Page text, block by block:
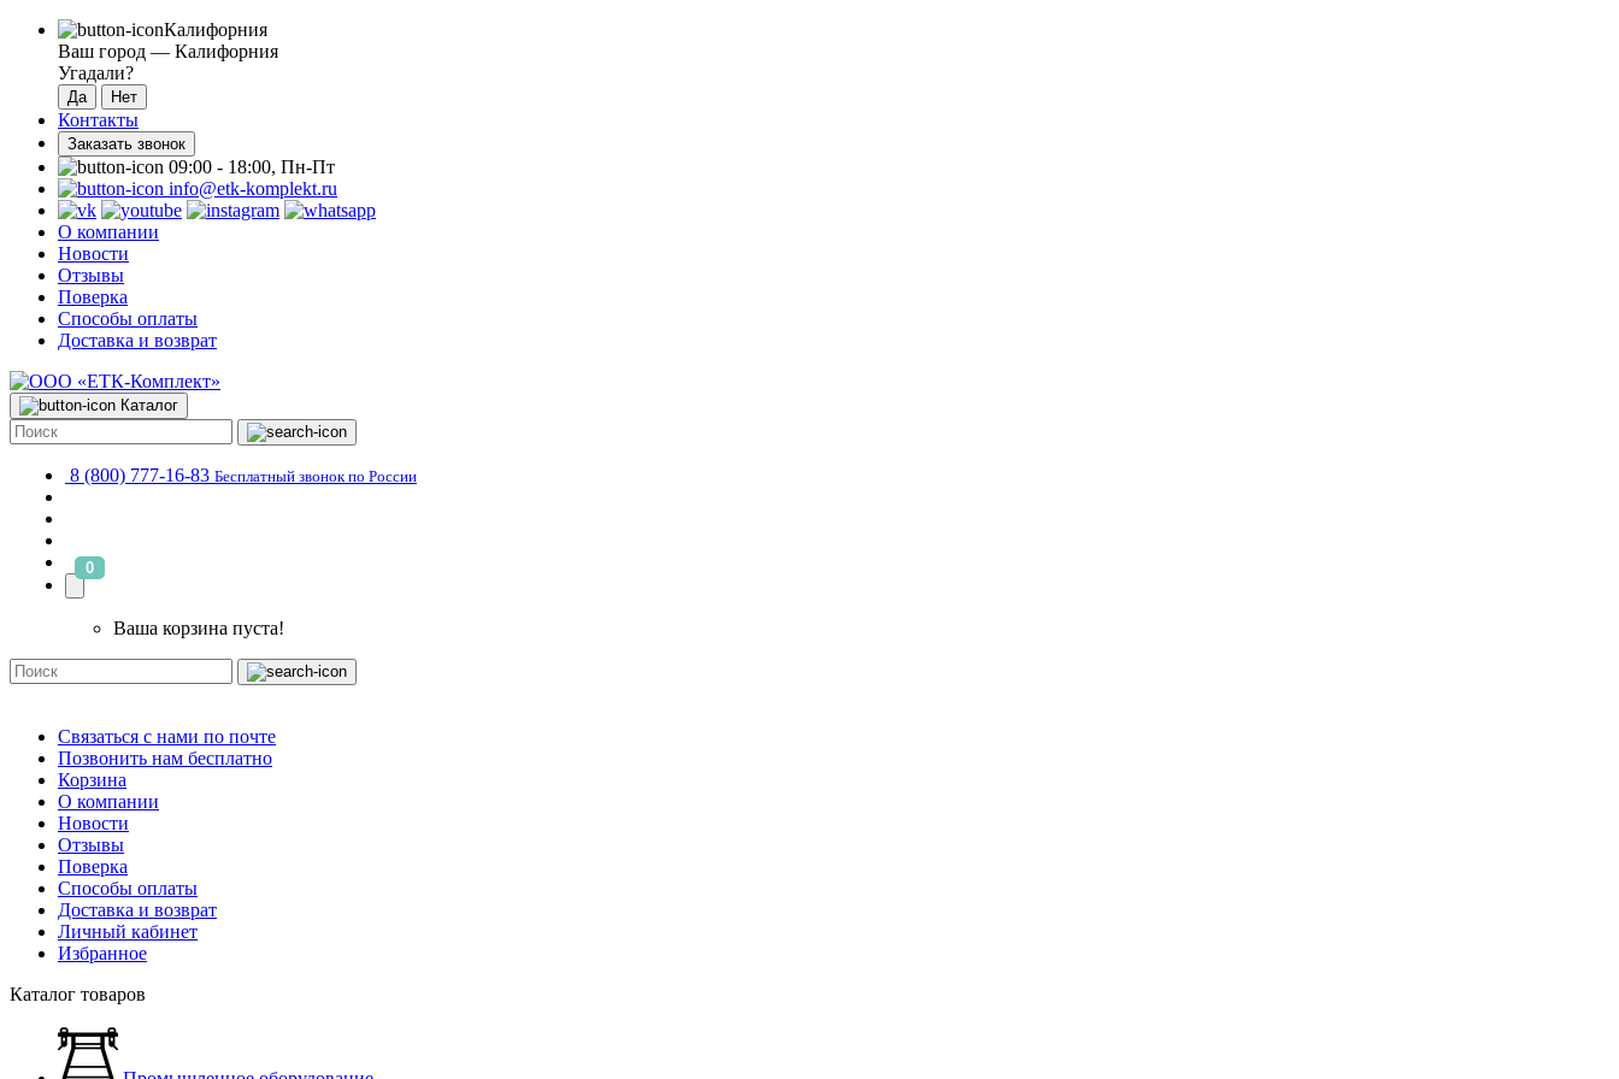
Калифорния
Ваш город — Калифорния
Угадали?
Контакты
Заказать звонок
09:00 - 18:00, Пн-Пт
info@etk-komplekt.ru
О компании
Новости
Отзывы
Поверка
Способы оплаты
Доставка и возврат
Каталог
8 (800) 777-16-83 Бесплатный звонок по России
0
Ваша корзина пуста!
Связаться с нами по почте
Позвонить нам бесплатно
Корзина
О компании
Новости
Отзывы
Поверка
Способы оплаты
Доставка и возврат
Личный кабинет
Избранное
Каталог товаров